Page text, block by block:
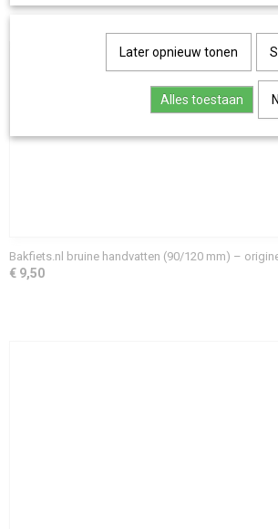
Bakfiets.nl bruine handvatten (90/120 mm) –
€ 9,50
Later opnieuw tonen
Alles toestaan